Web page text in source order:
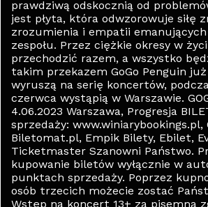
prawdziwą odskocznią od
jest płyta, która odwzorowuje siłę
zrozumienia i empatii
zespołu. Przez ciężkie okresy w
przechodzić razem, a wszystko
takim przekazem GoGo Penguin już
wyruszą na serię koncertów,
czerwca wystąpią w Warszawie.
4.06.2023 Warszawa, Progresja
sprzedaży: www.winiarybookings.pl,
Biletomat.pl, Empik Bilety, Ebilet,
Ticketmaster Szanowni Państwo.
kupowanie biletów wyłącznie w
punktach sprzedaży. Poprzez
osób trzecich możecie zostać
Wstęp na koncert 13+ za pisemną